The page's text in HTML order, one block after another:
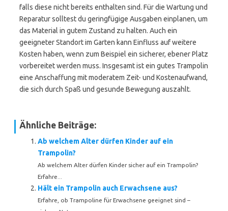
falls diese nicht bereits enthalten sind. Für die Wartung und
Reparatur solltest du geringfügige Ausgaben einplanen, um
das Material in gutem Zustand zu halten. Auch ein
geeigneter Standort im Garten kann Einfluss auf weitere
Kosten haben, wenn zum Beispiel ein sicherer, ebener Platz
vorbereitet werden muss. Insgesamt ist ein gutes Trampolin
eine Anschaffung mit moderatem Zeit- und Kostenaufwand,
die sich durch Spaß und gesunde Bewegung auszahlt.
Ähnliche Beiträge:
Ab welchem Alter dürfen Kinder auf ein
Trampolin?
Ab welchem Alter dürfen Kinder sicher auf ein Trampolin?
Erfahre...
Hält ein Trampolin auch Erwachsene aus?
Erfahre, ob Trampoline für Erwachsene geeignet sind –